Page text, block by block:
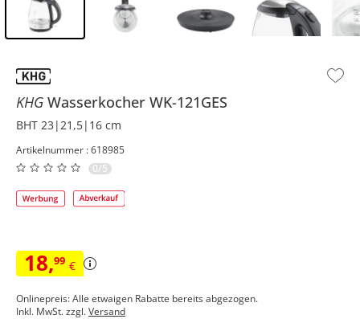
KHG Wasserkocher WK-121GES
BHT 23|21,5|16 cm
Artikelnummer : 618985
0/5
18,99 €
Onlinepreis: Alle etwaigen Rabatte bereits abgezogen.
Inkl. MwSt. zzgl.Versand